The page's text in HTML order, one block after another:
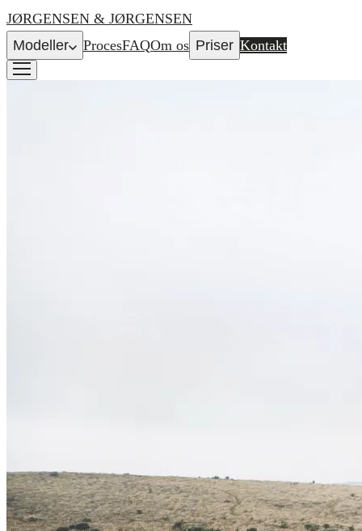
JØRGENSEN & JØRGENSEN
Modeller
ProcesFAQOm os Priser Kontakt